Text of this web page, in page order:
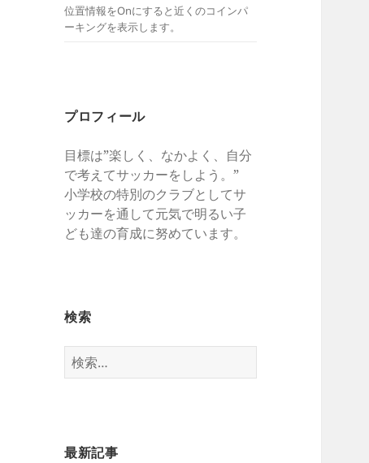
位置情報をOnにすると近くのコインパ
ーキングを表示します。
プロフィール
目標は”楽しく、なかよく、自分
で考えてサッカーをしよう。”
小学校の特別のクラブとしてサ
ッカーを通して元気で明るい子
ども達の育成に努めています。
検索
検
索:
最新記事